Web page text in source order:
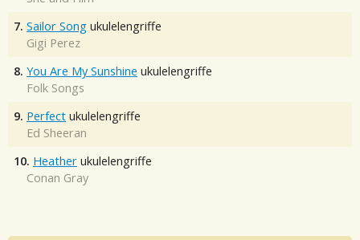
7. Sailor Song ukulelengriffe
Gigi Perez
8. You Are My Sunshine ukulelengriffe
Folk Songs
9. Perfect ukulelengriffe
Ed Sheeran
10. Heather ukulelengriffe
Conan Gray